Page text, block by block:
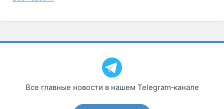
Все главные новости в нашем Telegram‑канале